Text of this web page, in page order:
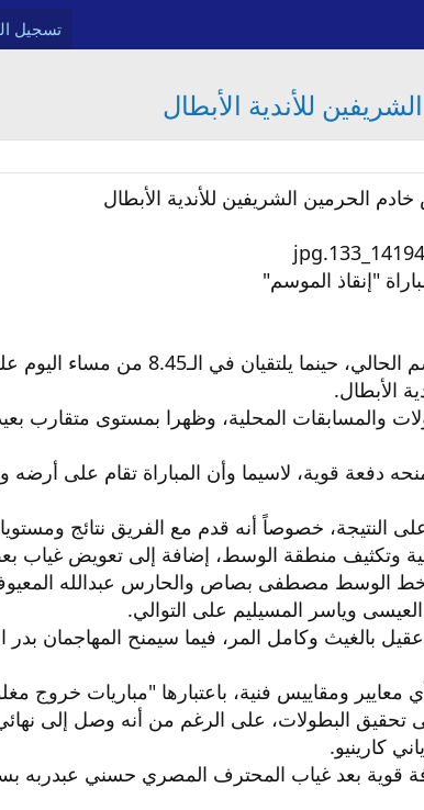
تسجيل
الحرمين الشريفين للأندية الأبطال
"إنقاذ الموسم"
يتطلع الأهلي والنصر إلى المنافسة في المسابقة الأغلى والأخيرة
الأبطال.
والمسابقات المحلية، وظهرا بمستوى متقارب
دفعة قوية، لاسيما وأن المباراة تقام على أرضه
خصوصاً أنه قدم مع الفريق نتائج
وتكثيف منطقة الوسط، إضافة إلى تعويض غياب
خط الوسط مصطفى بصاص والحارس عبدالله
وياسر المسيليم على التوالي.
بالغيث وكامل المر، فيما سيمنح المهاجمان
معايير ومقاييس فنية، باعتبارها "مباريات خروج
تحقيق البطولات، على الرغم من أنه وصل إلى
كارينيو.
قوية بعد غياب المحترف المصري حسني عبدربه